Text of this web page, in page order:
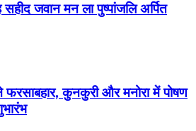
जवान मन ला पुष्पांजलि अर्पित
फरसाबहार, कुनकुरी और मनोरा में पोषण